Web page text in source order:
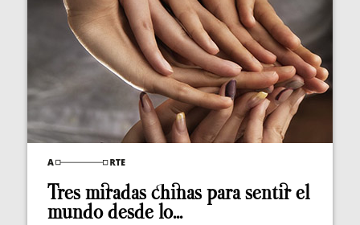
Tres miradas chinas para sentir el
mundo desde lo...